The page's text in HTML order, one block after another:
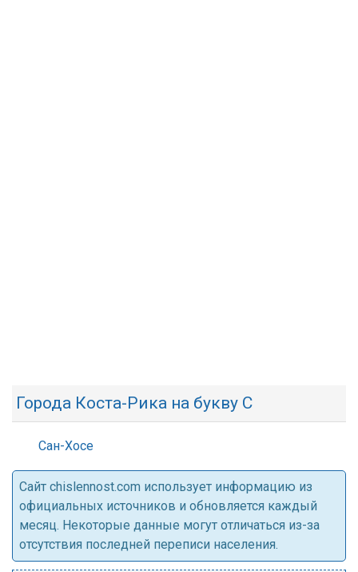
Города Коста-Рика на букву С
Сан-Хосе
Cайт chislennost.com использует информацию из
официальных источников и обновляется каждый
месяц. Некоторые данные могут отличаться из-за
отсутствия последней переписи населения.